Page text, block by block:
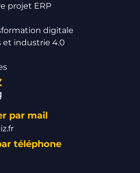
projet ERP
digitale
et industrie 4.0
par mail
téléphone